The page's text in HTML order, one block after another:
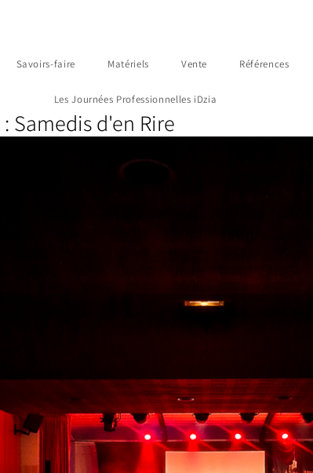
Savoirs-faire Matériels Vente Références
Les Journées Professionnelles iDzia
Samedis d'en Rire